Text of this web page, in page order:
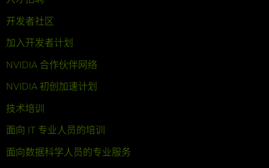
开发者社区
加入开发者计划
NVIDIA 合作伙伴网络
NVIDIA 初创加速计划
技术培训
面向 IT 专业人员的培训
面向数据科学人员的专业服务